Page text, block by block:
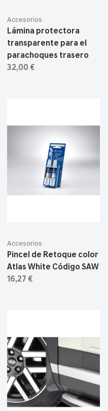
Accesorios
Lámina protectora
transparente para el
parachoques trasero
32,00 €
Accesorios
Pincel de Retoque color
Atlas White Código SAW
16,27 €